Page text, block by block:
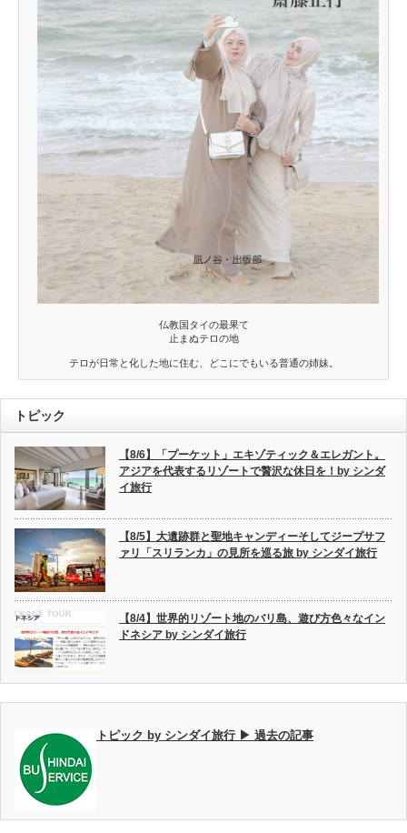
仏教国タイの最果て
止まぬテロの地
テロが日常と化した地に住む、どこにでもいる普通の姉妹。
トピック
【8/6】「プーケット」エキゾティック＆エレガント。
アジアを代表するリゾートで贅沢な休日を！by シンダ
イ旅行
【8/5】大遺跡群と聖地キャンディーそしてジープサフ
ァリ「スリランカ」の見所を巡る旅 by シンダイ旅行
【8/4】世界的リゾート地のバリ島、遊び方色々なイン
ドネシア by シンダイ旅行
トピック by シンダイ旅行 ▶ 過去の記事